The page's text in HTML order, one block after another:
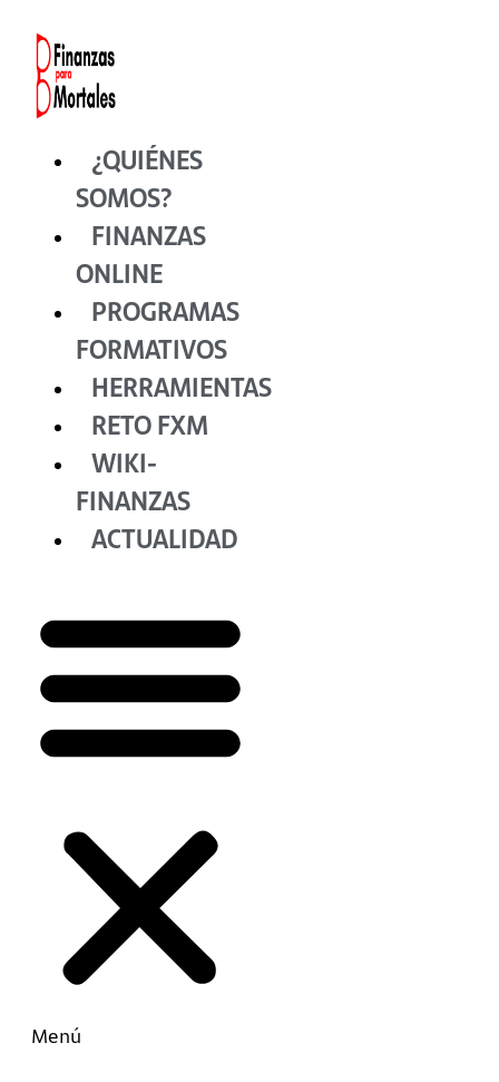
contenido
¿QUIÉNES
SOMOS?
FINANZAS
ONLINE
PROGRAMAS
FORMATIVOS
HERRAMIENTAS
RETO FXM
WIKI-
FINANZAS
ACTUALIDAD
Menú